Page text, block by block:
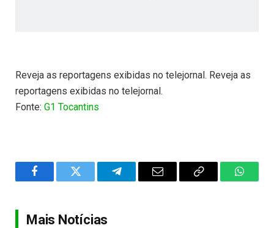
Reveja as reportagens exibidas no telejornal. Reveja as
reportagens exibidas no telejornal.
Fonte: G1 Tocantins
FacebookTwitter TelegramEmail
Copy
Mais Notícias